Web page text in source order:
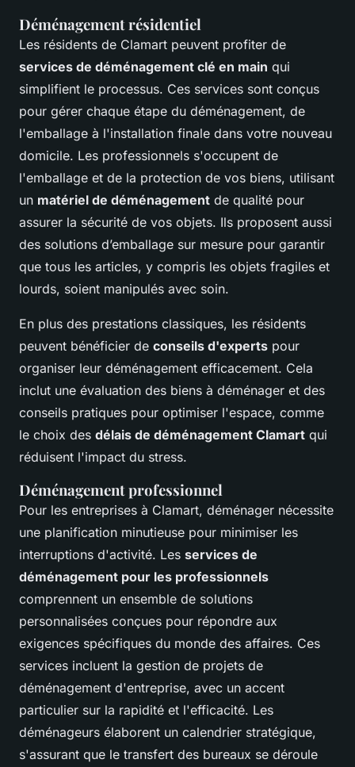
Déménagement résidentiel
Les résidents de Clamart peuvent profiter de
services de déménagement clé en main qui
simplifient le processus. Ces services sont conçus
pour gérer chaque étape du déménagement, de
l'emballage à l'installation finale dans votre nouveau
domicile. Les professionnels s'occupent de
l'emballage et de la protection de vos biens, utilisant
un matériel de déménagement de qualité pour
assurer la sécurité de vos objets. Ils proposent aussi
des solutions d’emballage sur mesure pour garantir
que tous les articles, y compris les objets fragiles et
lourds, soient manipulés avec soin.
En plus des prestations classiques, les résidents
peuvent bénéficier de conseils d'experts pour
organiser leur déménagement efficacement. Cela
inclut une évaluation des biens à déménager et des
conseils pratiques pour optimiser l'espace, comme
le choix des délais de déménagement Clamart qui
réduisent l'impact du stress.
Déménagement professionnel
Pour les entreprises à Clamart, déménager nécessite
une planification minutieuse pour minimiser les
interruptions d'activité. Les services de
déménagement pour les professionnels
comprennent un ensemble de solutions
personnalisées conçues pour répondre aux
exigences spécifiques du monde des affaires. Ces
services incluent la gestion de projets de
déménagement d'entreprise, avec un accent
particulier sur la rapidité et l'efficacité. Les
déménageurs élaborent un calendrier stratégique,
s'assurant que le transfert des bureaux se déroule